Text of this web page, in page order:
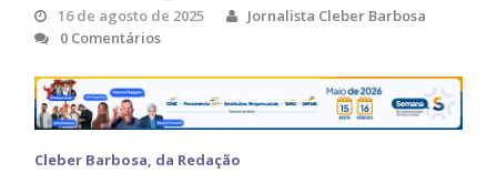
16 de agosto de 2025
Jornalista Cleber Barbosa
0 Comentários
Cleber Barbosa, da Redação